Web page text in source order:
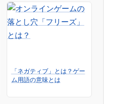
「ネガティブ」とは？ゲー
ム用語の意味とは